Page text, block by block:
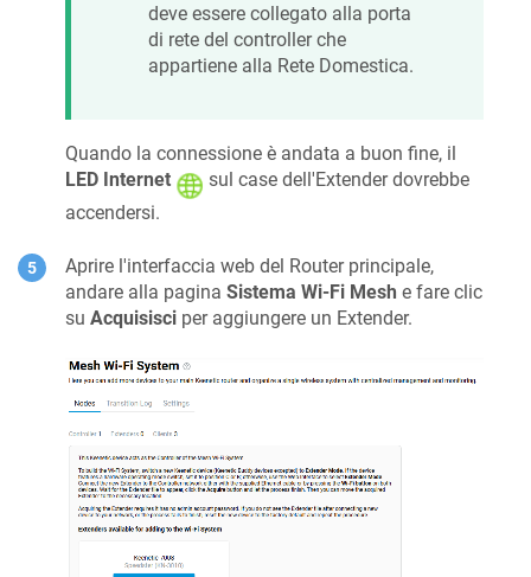
deve essere collegato alla porta
di rete del controller che
appartiene alla Rete Domestica.
Quando la connessione è andata a buon fine, il
LED Internet
sul case dell'Extender dovrebbe
accendersi.
Aprire l'interfaccia web del Router principale,
andare alla pagina Sistema Wi-Fi Mesh e fare clic
su Acquisisci per aggiungere un Extender.